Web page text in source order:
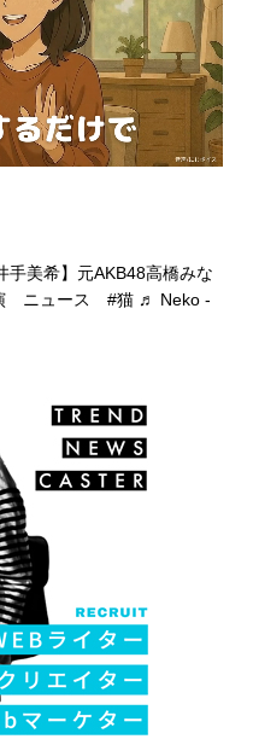
手美希】元AKB48高橋みな
ニュース #猫 ♬ Neko -